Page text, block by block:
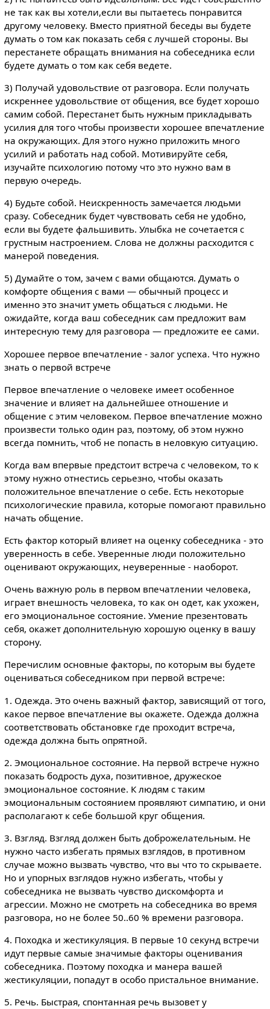
не так как вы хотели,если вы пытаетесь понравится
другому человеку. Вместо приятной беседы вы будете
думать о том как показать себя с лучшей стороны. Вы
перестанете обращать внимания на собеседника если
будете думать о том как себя ведете.
3) Получай удовольствие от разговора. Если получать
искреннее удовольствие от общения, все будет хорошо
самим собой. Перестанет быть нужным прикладывать
усилия для того чтобы произвести хорошее впечатление
на окружающих. Для этого нужно приложить много
усилий и работать над собой. Мотивируйте себя,
изучайте психологию потому что это нужно вам в
первую очередь.
4) Будьте собой. Неискренность замечается людьми
сразу. Собеседник будет чувствовать себя не удобно,
если вы будете фальшивить. Улыбка не сочетается с
грустным настроением. Слова не должны расходится с
манерой поведения.
5) Думайте о том, зачем с вами общаются. Думать о
комфорте общения с вами — обычный процесс и
именно это значит уметь общаться с людьми. Не
ожидайте, когда ваш собеседник сам предложит вам
интересную тему для разговора — предложите ее сами.
Хорошее первое впечатление - залог успеха. Что нужно
знать о первой встрече
Первое впечатление о человеке имеет особенное
значение и влияет на дальнейшее отношение и
общение с этим человеком. Первое впечатление можно
произвести только один раз, поэтому, об этом нужно
всегда помнить, чтоб не попасть в неловкую ситуацию.
Когда вам впервые предстоит встреча с человеком, то к
этому нужно отнестись серьезно, чтобы оказать
положительное впечатление о себе. Есть некоторые
психологические правила, которые помогают правильно
начать общение.
Есть фактор который влияет на оценку собеседника - это
уверенность в себе. Уверенные люди положительно
оценивают окружающих, неуверенные - наоборот.
Очень важную роль в первом впечатлении человека,
играет внешность человека, то как он одет, как ухожен,
его эмоциональное состояние. Умение презентовать
себя, окажет дополнительную хорошую оценку в вашу
сторону.
Перечислим основные факторы, по которым вы будете
оцениваться собеседником при первой встрече:
1. Одежда. Это очень важный фактор, зависящий от того,
какое первое впечатление вы окажете. Одежда должна
соответствовать обстановке где проходит встреча,
одежда должна быть опрятной.
2. Эмоциональное состояние. На первой встрече нужно
показать бодрость духа, позитивное, дружеское
эмоциональное состояние. К людям с таким
эмоциональным состоянием проявляют симпатию, и они
располагают к себе большой круг общения.
3. Взгляд. Взгляд должен быть доброжелательным. Не
нужно часто избегать прямых взглядов, в противном
случае можно вызвать чувство, что вы что то скрываете.
Но и упорных взглядов нужно избегать, чтобы у
собеседника не вызвать чувство дискомфорта и
агрессии. Можно не смотреть на собеседника во время
разговора, но не более 50..60 % времени разговора.
4. Походка и жестикуляция. В первые 10 секунд встречи
идут первые самые значимые факторы оценивания
собеседника. Поэтому походка и манера вашей
жестикуляции, попадут в особо пристальное внимание.
5. Речь. Быстрая, спонтанная речь вызовет у